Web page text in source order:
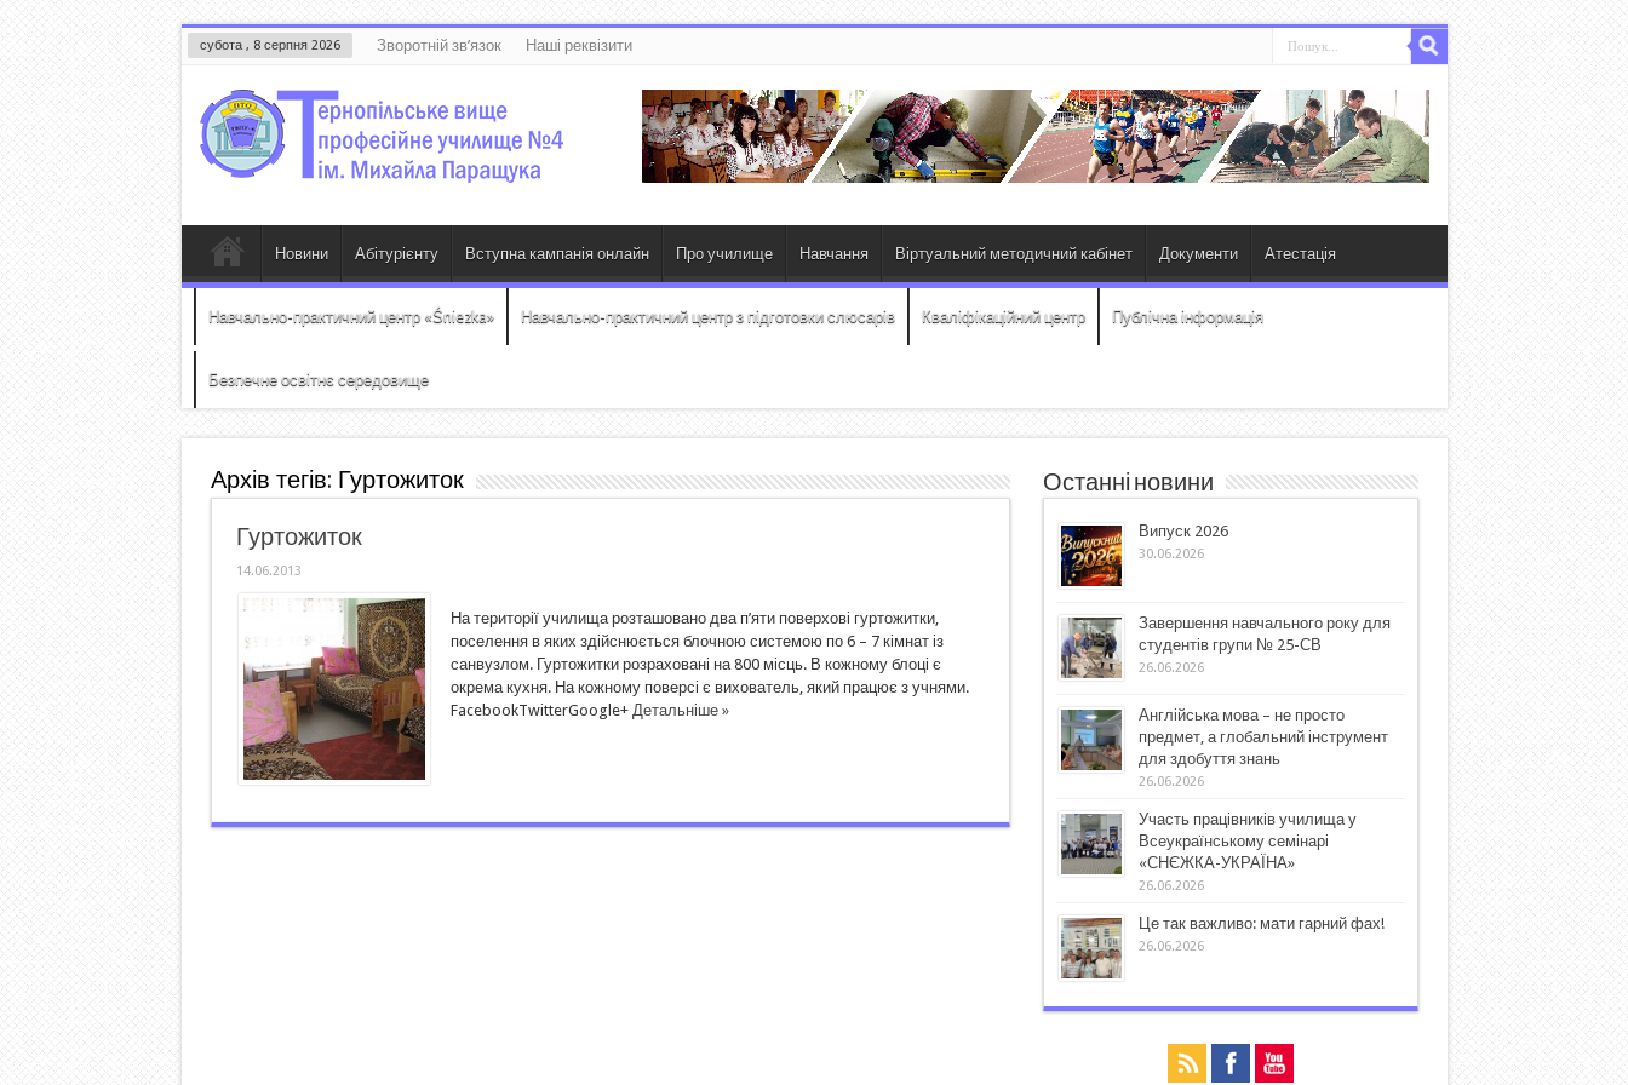
субота , 8 серпня 2026 Зворотній зв’язок Наші реквізити
Новини Абітурієнту Вступна кампанія онлайн Про училище Навчання Віртуальний методичний кабінет Документи Атестація
Навчально-практичний центр «Śniezka» Навчально-практичний центр з підготовки слюсарів Кваліфікаційний центр Публічна інформація
Безпечне освітнє середовище
Архів тегів: Гуртожиток
Гуртожиток
14.06.2013
На території училища розташовано два п’яти поверхові гуртожитки,
поселення в яких здійснюється блочною системою по 6 – 7 кімнат із
санвузлом. Гуртожитки розраховані на 800 місць. В кожному блоці є
окрема кухня. На кожному поверсі є вихователь, який працює з учнями.
FacebookTwitterGoogle+ Детальніше »
Останні новини
Випуск 2026
30.06.2026
Завершення навчального року для
студентів групи № 25-СВ
26.06.2026
Англійська мова – не просто
предмет, а глобальний інструмент
для здобуття знань
26.06.2026
Участь працівників училища у
Всеукраїнському семінарі
«СНЄЖКА-УКРАЇНА»
26.06.2026
Це так важливо: мати гарний фах!
26.06.2026